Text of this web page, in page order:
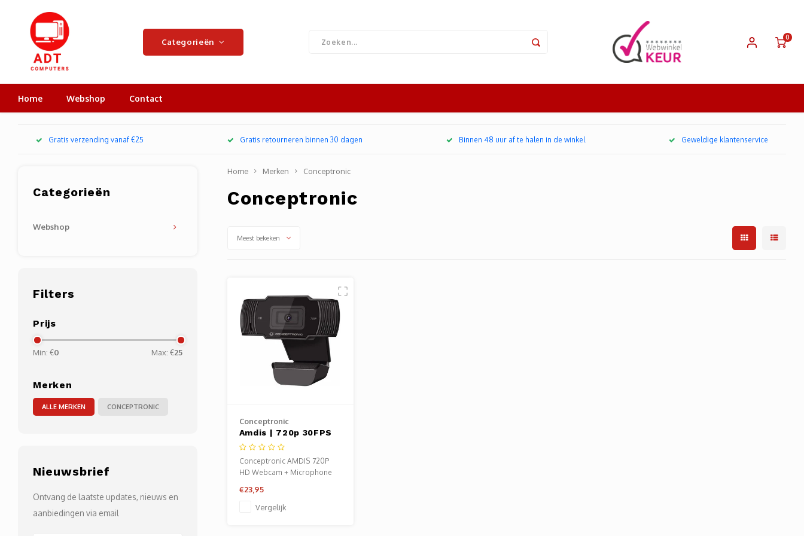
Categorieën 0
Home Webshop Contact
Gratis verzending vanaf €25 Gratis retourneren binnen 30 dagen Binnen 48 uur af te halen in de winkel Geweldige klantenservice
Categorieën
Webshop
Filters
Prijs
Min: €0 Max: €25
Merken
ALLE MERKEN CONCEPTRONIC
Nieuwsbrief
Ontvang de laatste updates, nieuws en
aanbiedingen via email
Home Merken Conceptronic
Conceptronic
Meest bekeken
Conceptronic
Amdis | 720p 30FPS
USB Webcam met
Microfoon
Conceptronic AMDIS 720P
HD Webcam + Microphone
€23,95
Vergelijk